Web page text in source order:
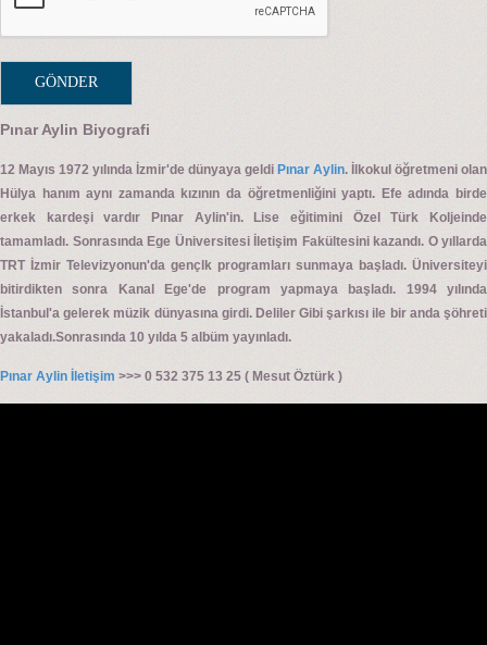
Pınar Aylin Biyografi
12 Mayıs 1972 yılında İzmir'de dünyaya geldi Pınar Aylin. İlkokul öğretmeni olan
Hülya hanım aynı zamanda kızının da öğretmenliğini yaptı. Efe adında birde
erkek kardeşi vardır Pınar Aylin'in. Lise eğitimini Özel Türk Koljeinde
tamamladı. Sonrasında Ege Üniversitesi İletişim Fakültesini kazandı. O yıllarda
TRT İzmir Televizyonun'da gençlk programları sunmaya başladı. Üniversiteyi
bitirdikten sonra Kanal Ege'de program yapmaya başladı. 1994 yılında
İstanbul'a gelerek müzik dünyasına girdi. Deliler Gibi şarkısı ile bir anda şöhreti
yakaladı.Sonrasında 10 yılda 5 albüm yayınladı.
Pınar Aylin İletişim >>> 0 532 375 13 25 ( Mesut Öztürk )